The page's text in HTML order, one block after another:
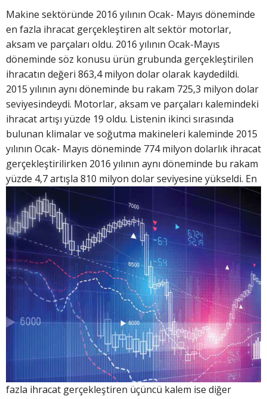
Makine sektöründe 2016 yılının Ocak- Mayıs döneminde
en fazla ihracat gerçekleştiren alt sektör motorlar,
aksam ve parçaları oldu. 2016 yılının Ocak-Mayıs
döneminde söz konusu ürün grubunda gerçekleştirilen
ihracatın değeri 863,4 milyon dolar olarak kaydedildi.
2015 yılının aynı döneminde bu rakam 725,3 milyon dolar
seviyesindeydi. Motorlar, aksam ve parçaları kalemindeki
ihracat artışı yüzde 19 oldu. Listenin ikinci sırasında
bulunan klimalar ve soğutma makineleri kaleminde 2015
yılının Ocak- Mayıs döneminde 774 milyon dolarlık ihracat
gerçekleştirilirken 2016 yılının aynı döneminde bu rakam
yüzde 4,7 artışla 810 milyon dolar seviyesine yükseldi. En
fazla ihracat gerçekleştiren üçüncü kalem ise diğer